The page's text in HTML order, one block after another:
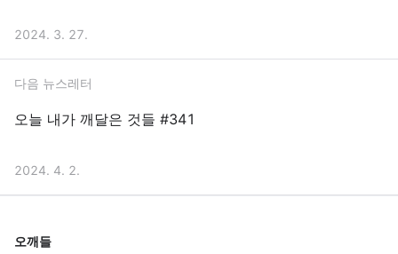
2024. 3. 27.
다음 뉴스레터
오늘 내가 깨달은 것들 #341
2024. 4. 2.
오깨들